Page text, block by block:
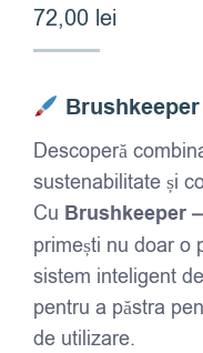
72,00 lei
Descoperă
sustenabilitate și
Cu Brushkeeper
primești nu doar o
sistem inteligent
pentru a păstra
de utilizare.